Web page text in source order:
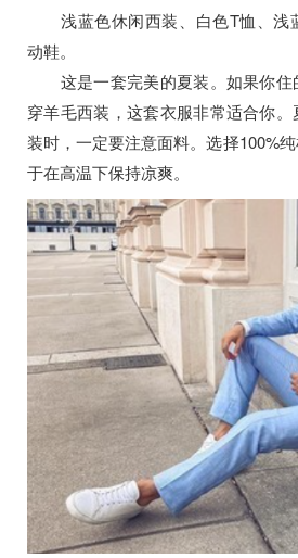
浅蓝色休闲西装、白色T恤、浅
动鞋。
这是一套完美的夏装。如果你住
穿羊毛西装，这套衣服非常适合你
装时，一定要注意面料。选择100%
于在高温下保持凉爽。